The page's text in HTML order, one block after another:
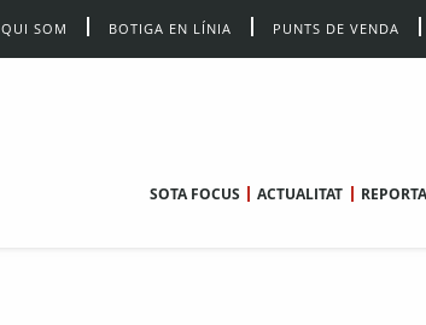
QUI SOM BOTIGA EN LÍNIA PUNTS DE VENDA
SOTA FOCUS ACTUALITAT